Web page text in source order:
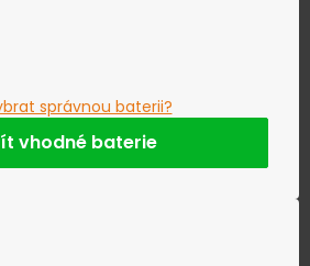
správnou baterii?
vhodné baterie